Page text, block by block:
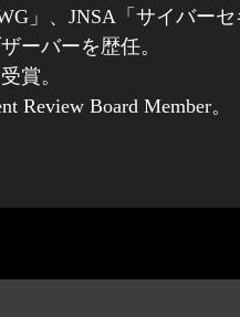
」、JNSA「サイバ
ーバーを歴任。
賞。
Review Board Member。